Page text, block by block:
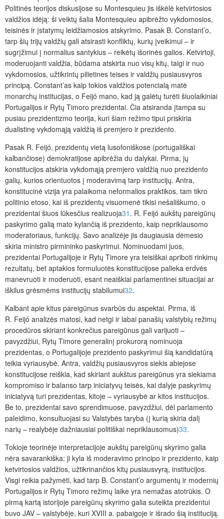
Politinės teorijos diskusijose su Montesquieu jis iškėlė ketvirtosios
valdžios idėją: ši veiktų šalia Montesquieu apibrėžto vykdomosios,
teisinės ir įstatymų leidžiamosios atskyrimo. Pasak B. Constant’o,
tarp šių trijų valdžių gali atsirasti konfliktų, kurių įveikimui – ir
sugrįžimui į normalius santykius – reikėtų išorinės galios. Ketvirtoji,
moderuojanti valdžia, būdama atskirta nuo visų kitų, taigi ir nuo
vykdomosios, užtikrintų pilietines teises ir valdžių pusiausvyros
principą. Constant’as kaip tokios valdžios potencialą matė
monarchų institucijas, o Feijó mano, kad ją galėtų turėti šiuolaikiniai
Portugalijos ir Rytų Timoro prezidentai. Čia atsiranda įtampa su
pusiau prezidentizmo teorija, kuri šiam režimo tipui priskiria
dualistinę vykdomąją valdžią iš premjero ir prezidento.
Pasak R. Feijó, prezidentų vietą lusofoniškose (portugališkai
kalbančiose) demokratijose apibrėžia du dalykai. Pirma, jų
konstitucijos atskiria vykdomąją premjero valdžią nuo prezidento
galių, kurios orientuotos į moderavimą tarp institucijų. Antra,
konstitucinė vizija yra palaikoma neformalios praktikos, tam tikro
politinio etoso, kai iš prezidentų visuomenė tikisi nešališkumo, o
prezidentai šiuos lūkesčius realizuoja31 . R. Feijó aukštų pareigūnų
paskyrimo galią mato kylančią iš prezidento, kaip nepriklausomo
moderatoriaus, funkcijų. Savo analizėje jis daugiausia dėmesio
skiria ministro pirmininko paskyrimui. Nominuodami juos,
prezidentai Portugalijoje ir Rytų Timore yra teisiškai apriboti rinkimų
rezultatų, bet aptakios formuluotės konstitucijose palieka erdvės
manevruoti ir moderuoti, esant neaiškiai parlamentinei situacijai ar
iškilus grėsmėms institucijų stabilumui32.
Kalbant apie kitus pareigūnus svarbūs du aspektai. Pirma, iš
R. Feijó analizės matosi, kad netgi ir labai panašių valstybių režimų
procedūros skiriant konkrečius pareigūnus gali varijuoti –
pavyzdžiui, Rytų Timore generalinį prokurorą nominuoja
prezidentas, o Portugalijoje prezidento paskyrimui šią kandidatūrą
teikia vyriausybė. Antra, valdžių pusiausvyros siekis abiejose
konstitucijose reiškia, kad skiriant aukštus pareigūnus yra siekiama
kompromiso ir balanso tarp iniciatyvų teisės, kai dalyje paskyrimų
iniciatyvą turi prezidentas, kitoje – vyriausybė ar kitos institucijos.
Be to, prezidentai savo sprendimuose, pavyzdžiui, dėl parlamento
paleidimo, konsultuojasi su Valstybės taryba (į kurią skiria dalį
narių – realybėje dažniausiai politiškai nepriklausomus)33.
Tokioje teorinėje interpretacijoje aukštų pareigūnų skyrimo galia
nėra savarankiška: ji kyla iš moderavimo principo ir prezidento, kaip
ketvirtosios valdžios, užtikrinančios kitų pusiausvyrą, institucijos.
Visgi reikia pažymėti, kad tarp B. Constant’o argumentų ir modernių
Portugalijos ir Rytų Timoro režimų laike yra nemažas atotrūkis. O
pirmą kartą istorijoje pareigūnų skyrimo galia suteikta prezidentui
buvo JAV – valstybėje, kuri XVIII a. pabaigoje ir išrado šią instituciją.